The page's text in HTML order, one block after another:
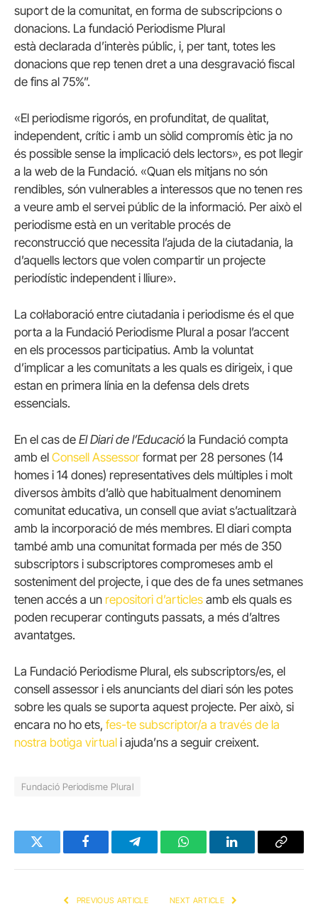
suport de la comunitat, en forma de subscripcions o
donacions. La fundació Periodisme Plural
està declarada d’interès públic, i, per tant, totes les
donacions que rep tenen dret a una desgravació fiscal
de fins al 75%”.
«El periodisme rigorós, en profunditat, de qualitat,
independent, crític i amb un sòlid compromís ètic ja no
és possible sense la implicació dels lectors», es pot llegir
a la web de la Fundació. «Quan els mitjans no són
rendibles, són vulnerables a interessos que no tenen res
a veure amb el servei públic de la informació. Per això el
periodisme està en un veritable procés de
reconstrucció que necessita l’ajuda de la ciutadania, la
d’aquells lectors que volen compartir un projecte
periodístic independent i lliure».
La col·laboració entre ciutadania i periodisme és el que
porta a la Fundació Periodisme Plural a posar l’accent
en els processos participatius. Amb la voluntat
d’implicar a les comunitats a les quals es dirigeix, i que
estan en primera línia en la defensa dels drets
essencials.
En el cas de ElDiari de l’Educació la Fundació compta
amb el Consell Assessor format per 28 persones (14
homes i 14 dones) representatives dels múltiples i molt
diversos àmbits d’allò que habitualment denominem
comunitat educativa, un consell que aviat s’actualitzarà
amb la incorporació de més membres. El diari compta
també amb una comunitat formada per més de 350
subscriptors i subscriptores compromeses amb el
sosteniment del projecte, i que des de fa unes setmanes
tenen accés a un repositori d’articles amb els quals es
poden recuperar continguts passats, a més d’altres
avantatges.
La Fundació Periodisme Plural, els subscriptors/es, el
consell assessor i els anunciants del diari són les potes
sobre les quals se suporta aquest projecte. Per això, si
encara no ho ets, fes-te subscriptor/a a través de la
nostra botiga virtual i ajuda’ns a seguir creixent.
Fundació Periodisme Plural
Twitter FacebookTelegramWhatsAppLinkedInCopy
PREVIOUS ARTICLE NEXT ARTICLE